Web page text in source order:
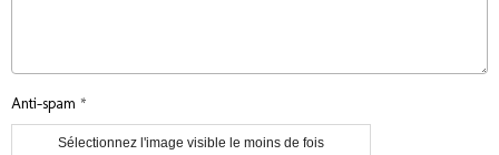
Anti-spam
Sélectionnez l'image visible le moins de fois